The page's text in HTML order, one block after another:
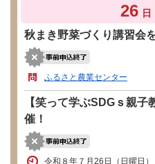
26 日
秋まき野菜づくり講習会
ふるさと農業センター
【笑って学ぶSDGｓ親
催！
令和８年７月26日（日曜日）